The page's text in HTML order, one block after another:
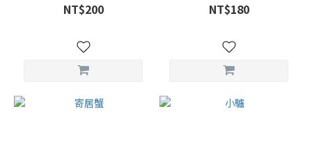
NT$200 NT$180